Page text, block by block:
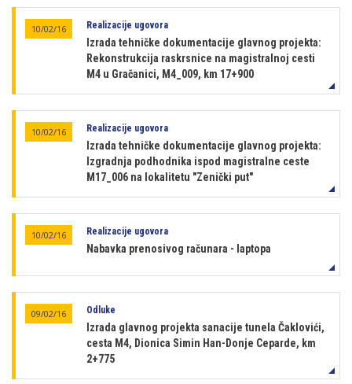
10/02/16 Realizacije ugovora
Izrada tehničke dokumentacije glavnog projekta:
Rekonstrukcija raskrsnice na magistralnoj cesti
M4 u Gračanici, M4_009, km 17+900
10/02/16 Realizacije ugovora
Izrada tehničke dokumentacije glavnog projekta:
Izgradnja podhodnika ispod magistralne ceste
M17_006 na lokalitetu "Zenički put"
10/02/16 Realizacije ugovora
Nabavka prenosivog računara - laptopa
09/02/16 Odluke
Izrada glavnog projekta sanacije tunela Čaklovići,
cesta M4, Dionica Simin Han-Donje Ceparde, km
2+775